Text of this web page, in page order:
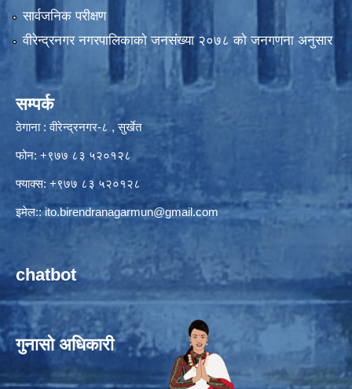
सार्वजनिक परीक्षण
वीरेन्द्रनगर नगरपालिकाकाे जनसंख्या २०७८ काे जनगणना अनुसार
सम्पर्क
ठेगाना : वीरेन्द्रनगर-८ , सुर्खेत
फोन: +९७७ ८३ ५२०१२८
फ्याक्स: +९७७ ८३ ५२०१२८
इमेल::ito.birendranagarmun@gmail.com
chatbot
गुनासो अधिकारी